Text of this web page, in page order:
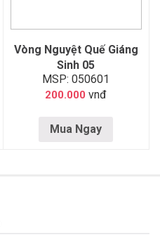
Vòng Nguyệt Quế Giáng
Sinh 05
MSP: 050601
200.000 vnđ
Mua Ngay